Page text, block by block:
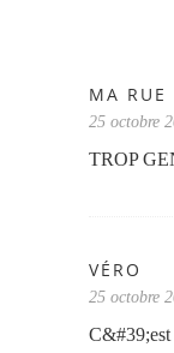
MA RUE
25 octobre
TROP
VÉRO
25 octobre